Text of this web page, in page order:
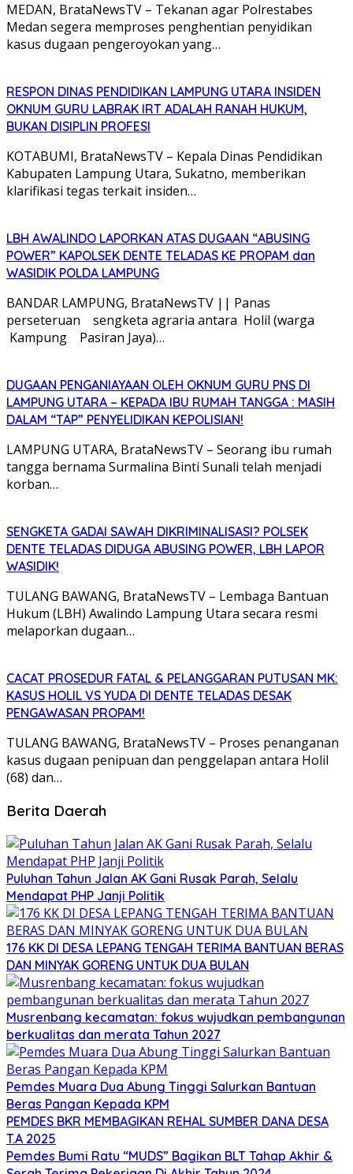
MEDAN, BrataNewsTV – Tekanan agar Polrestabes
Medan segera memproses penghentian penyidikan
kasus dugaan pengeroyokan yang…
RESPON DINAS PENDIDIKAN LAMPUNG UTARA INSIDEN
OKNUM GURU LABRAK IRT ADALAH RANAH HUKUM,
BUKAN DISIPLIN PROFESI
KOTABUMI, BrataNewsTV – Kepala Dinas Pendidikan
Kabupaten Lampung Utara, Sukatno, memberikan
klarifikasi tegas terkait insiden…
LBH AWALINDO LAPORKAN ATAS DUGAAN “ABUSING
POWER” KAPOLSEK DENTE TELADAS KE PROPAM dan
WASIDIK POLDA LAMPUNG
BANDAR LAMPUNG, BrataNewsTV || Panas
perseteruan sengketa agraria antara Holil (warga
Kampung Pasiran Jaya)…
DUGAAN PENGANIAYAAN OLEH OKNUM GURU PNS DI
LAMPUNG UTARA – KEPADA IBU RUMAH TANGGA : MASIH
DALAM “TAP” PENYELIDIKAN KEPOLISIAN!
LAMPUNG UTARA, BrataNewsTV – Seorang ibu rumah
tangga bernama Surmalina Binti Sunali telah menjadi
korban…
SENGKETA GADAI SAWAH DIKRIMINALISASI? POLSEK
DENTE TELADAS DIDUGA ABUSING POWER, LBH LAPOR
WASIDIK!
TULANG BAWANG, BrataNewsTV – Lembaga Bantuan
Hukum (LBH) Awalindo Lampung Utara secara resmi
melaporkan dugaan…
CACAT PROSEDUR FATAL & PELANGGARAN PUTUSAN MK:
KASUS HOLIL VS YUDA DI DENTE TELADAS DESAK
PENGAWASAN PROPAM!
TULANG BAWANG, BrataNewsTV – Proses penanganan
kasus dugaan penipuan dan penggelapan antara Holil
(68) dan…
Berita Daerah
Puluhan Tahun Jalan AK Gani Rusak Parah, Selalu
Mendapat PHP Janji Politik
176 KK DI DESA LEPANG TENGAH TERIMA BANTUAN BERAS
DAN MINYAK GORENG UNTUK DUA BULAN
Musrenbang kecamatan: fokus wujudkan pembangunan
berkualitas dan merata Tahun 2027
Pemdes Muara Dua Abung Tinggi Salurkan Bantuan
Beras Pangan Kepada KPM
PEMDES BKR MEMBAGIKAN REHAL SUMBER DANA DESA
T.A 2025
Pemdes Bumi Ratu “MUDS” Bagikan BLT Tahap Akhir &